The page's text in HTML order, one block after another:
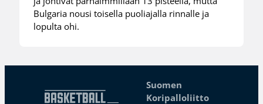
Bulgaria nousi toisella puoliajalla rinnalle ja
lopulta ohi.
Suomen
Koripalloliitto